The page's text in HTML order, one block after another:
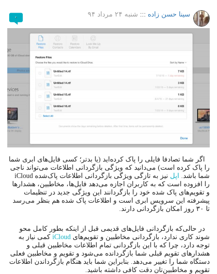
سینا حسن زاده ::: شنبه ۲۴ مرداد ۹۴ ۰
اگر شما تصادفا فایلی را پاک کرده‌اید (یا بدتر؛ کسی فایل‌های ابری شما
را پاک کرده است) می‌دانید که ویژگی بازگردانی اطلاعات می‌تواند ناجی
شما باشد. اپل
نیز به تازگی ویژگی بازگردانی اطلاعات پاک‌شده iCloud
را افزوده است که به کاربران اجازه می‌دهد فایل‌ها، مخاطبین، هشدارها
و تقویم‌های پاک شده خود را بازگردانند این ویژگی جدید در تنظیمات
پیشرفته این سرویس ابری است و اطلاعات پاک شده هم بنظر می‌رسد
تا ۳۰ روز امکان بازگردانی دارند.
در حالی‌که بازگردانی فایل‌های قدیمی قبل از اینکه بطور کامل محو
شوند کاری ندارد، بازگردانی مخاطبین و تقویم‌های iCloud کمی نیاز به
توجه دارد، چرا که با این بازگردانی تمام اطلاعات مخاطبین قبلی و
هشدارهای تقویم قبلی شما بازگردانده می‌شود و تقویم و مخاطبین فعلی
دستگاه شما را تغییر می‌دهد. بنابراین شما باید هنگام بازگرداندن اطلاعات
تقویم و مخاطبین‌تان دقت کافی داشته باشید.